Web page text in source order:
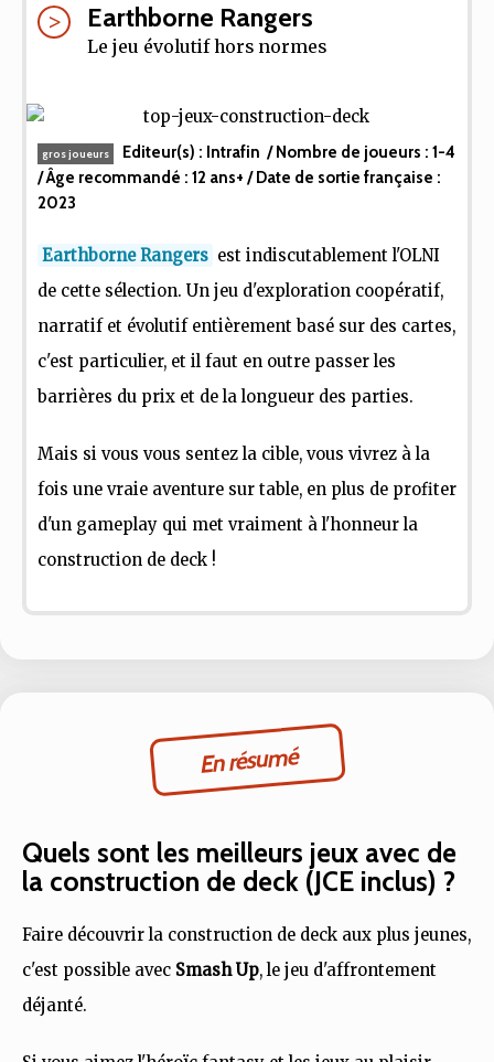
Earthborne Rangers
Le jeu évolutif hors normes
gros joueurs Editeur(s) : Intrafin / Nombre de joueurs : 1-4
/ Âge recommandé : 12 ans+ / Date de sortie française :
2023
Earthborne Rangers est indiscutablement l'OLNI
de cette sélection. Un jeu d'exploration coopératif,
narratif et évolutif entièrement basé sur des cartes,
c'est particulier, et il faut en outre passer les
barrières du prix et de la longueur des parties.
Mais si vous vous sentez la cible, vous vivrez à la
fois une vraie aventure sur table, en plus de profiter
d'un gameplay qui met vraiment à l'honneur la
construction de deck !
En résumé
Quels sont les meilleurs jeux avec de
la construction de deck (JCE inclus) ?
Faire découvrir la construction de deck aux plus jeunes,
c'est possible avec Smash Up, le jeu d'affrontement
déjanté.